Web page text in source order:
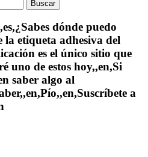
dónde puedo
la etiqueta adhesiva del
es el único sitio que
uno de estos hoy,,en,Si
saber algo al
a